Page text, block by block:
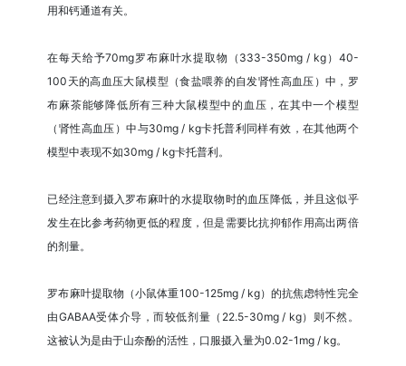
用和钙通道有关。
在每天给予70mg罗布麻叶水提取物（333-350mg / kg）40-
100天的高血压大鼠模型（食盐喂养的自发肾性高血压）中，罗
布麻茶能够降低所有三种大鼠模型中的血压，在其中一个模型
（肾性高血压）中与30mg / kg卡托普利同样有效，在其他两个
模型中表现不如30mg / kg卡托普利。
已经注意到摄入罗布麻叶的水提取物时的血压降低，并且这似乎
发生在比参考药物更低的程度，但是需要比抗抑郁作用高出两倍
的剂量。
罗布麻叶提取物（小鼠体重100-125mg / kg）的抗焦虑特性完全
由GABAA受体介导，而较低剂量（22.5-30mg / kg）则不然。
这被认为是由于山奈酚的活性，口服摄入量为0.02-1mg / kg。